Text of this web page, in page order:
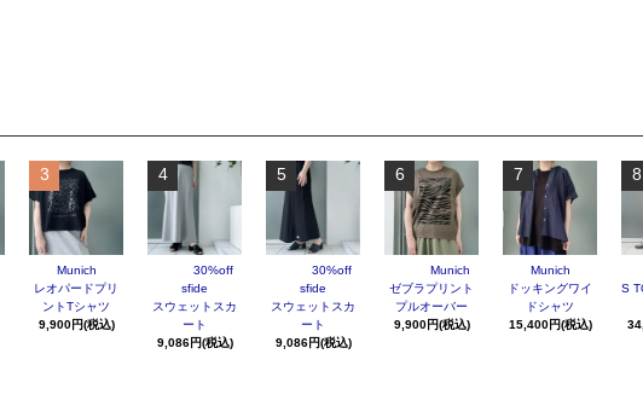
3
Munich
レオパードプリ
ントTシャツ
9,900円(税込)
4
30%off
sfide
スウェットスカ
ート
9,086円(税込)
5
30%off
sfide
スウェットスカ
ート
9,086円(税込)
6
Munich
ゼブラプリント
プルオーバー
9,900円(税込)
7
Munich
ドッキングワイ
ドシャツ
15,400円(税込)
8
S